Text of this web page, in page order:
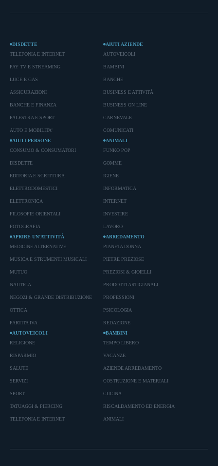
DISDETTE
TELEFONIA E INTERNET
PAY TV E STREAMING
LUCE E GAS
ASSICURAZIONI
BANCHE E FINANZA
PALESTRA E SPORT
AUTO E MOBILITA'
AIUTI AZIENDE
AUTOVEICOLI
BAMBINI
BANCHE
BUSINESS E ATTIVITÀ
BUSINESS ON LINE
CARNEVALE
COMUNICATI
AIUTI PERSONE
CONSUMO & CONSUMATORI
DISDETTE
EDITORIA E SCRITTURA
ELETTRODOMESTICI
ELETTRONICA
FILOSOFIE ORIENTALI
FOTOGRAFIA
ANIMALI
FUNKO POP
GOMME
IGIENE
INFORMATICA
INTERNET
INVESTIRE
LAVORO
APRIRE UN’ATTIVITÀ
MEDICINE ALTERNATIVE
MUSICA E STRUMENTI MUSICALI
MUTUO
NAUTICA
NEGOZI & GRANDE DISTRIBUZIONE
OTTICA
PARTITA IVA
ARREDAMENTO
PIANETA DONNA
PIETRE PREZIOSE
PREZIOSI & GIOIELLI
PRODOTTI ARTIGIANALI
PROFESSIONI
PSICOLOGIA
REDAZIONE
AUTOVEICOLI
RELIGIONE
RISPARMIO
SALUTE
SERVIZI
SPORT
TATUAGGI & PIERCING
TELEFONIA E INTERNET
BAMBINI
TEMPO LIBERO
VACANZE
AZIENDE ARREDAMENTO
COSTRUZIONE E MATERIALI
CUCINA
RISCALDAMENTO ED ENERGIA
ANIMALI